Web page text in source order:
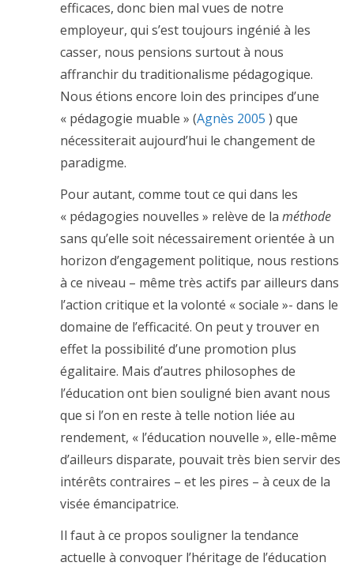
efficaces, donc bien mal vues de notre
employeur, qui s’est toujours ingénié à les
casser, nous pensions surtout à nous
affranchir du traditionalisme pédagogique.
Nous étions encore loin des principes d’une
« pédagogie muable » (Agnès 2005 ) que
nécessiterait aujourd’hui le changement de
paradigme.
Pour autant, comme tout ce qui dans les
« pédagogies nouvelles » relève de la méthode
sans qu’elle soit nécessairement orientée à un
horizon d’engagement politique, nous restions
à ce niveau – même très actifs par ailleurs dans
l’action critique et la volonté « sociale »- dans le
domaine de l’efficacité. On peut y trouver en
effet la possibilité d’une promotion plus
égalitaire. Mais d’autres philosophes de
l’éducation ont bien souligné bien avant nous
que si l’on en reste à telle notion liée au
rendement, « l’éducation nouvelle », elle-même
d’ailleurs disparate, pouvait très bien servir des
intérêts contraires – et les pires – à ceux de la
visée émancipatrice.
Il faut à ce propos souligner la tendance
actuelle à convoquer l’héritage de l’éducation